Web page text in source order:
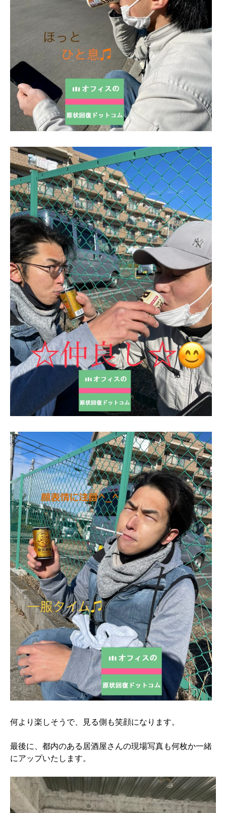
何より楽しそうで、見る側も笑顔になります。
最後に、都内のある居酒屋さんの現場写真も何枚か一緒
にアップいたします。